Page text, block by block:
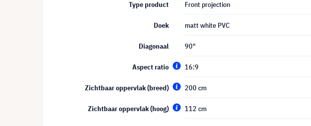
Type product Front projection
Doek matt white PVC
Diagonaal 90"
Aspect ratio 16:9
Zichtbaar oppervlak (breed) 200 cm
Zichtbaar oppervlak (hoog) 112 cm